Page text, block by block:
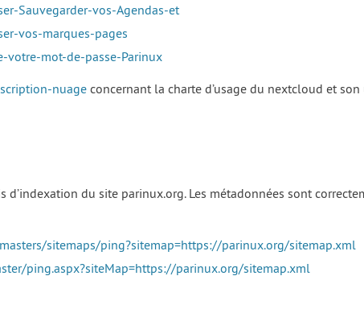
Sauvegarder-vos-Agendas-et
vos-marques-pages
mot-de-passe-Parinux
nuage concernant la charte d’usage du nextcloud et
d’indexation du site parinux.org. Les métadonnées sont
sitemaps/ping?sitemap=https://parinux.org/sitemap.xml
ping.aspx?siteMap=https://parinux.org/sitemap.xml